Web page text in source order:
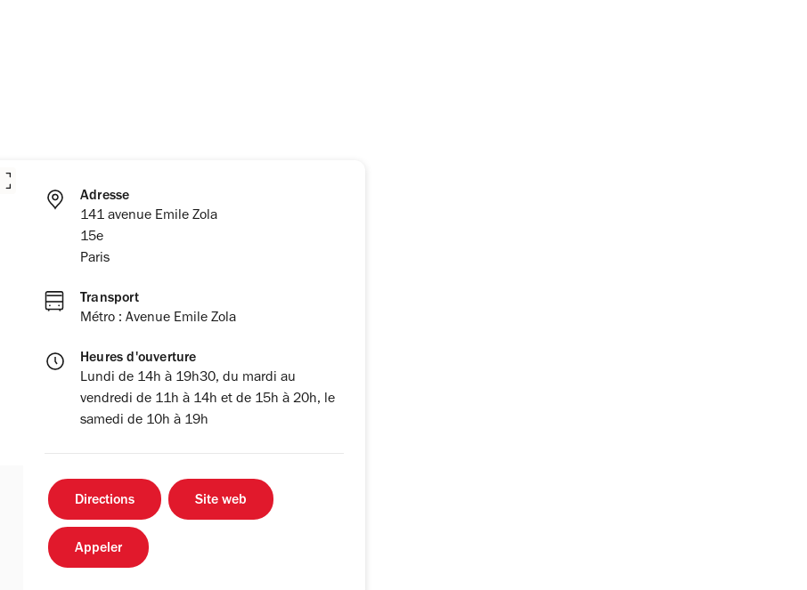
Adresse
141 avenue Emile Zola
15e
Paris
Transport
Métro : Avenue Emile Zola
Heures d'ouverture
Lundi de 14h à 19h30, du mardi au
vendredi de 11h à 14h et de 15h à 20h, le
samedi de 10h à 19h
Directions Site web
Appeler